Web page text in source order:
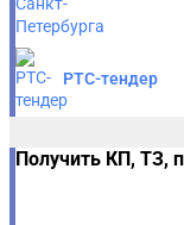
РТС-тендер
Получить КП, ТЗ,